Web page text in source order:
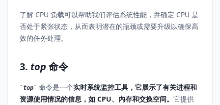
了解 CPU 负载可以帮助我们评估系统性能，并确定 CPU 是
否处于紧张状态，从而表明潜在的瓶颈或需要升级以确保高
效的任务处理。
3. top 命令
top 命令是一个实时系统监控工具，它展示了有关进程和
资源使用情况的信息，如 CPU、内存和交换空间。 它提供